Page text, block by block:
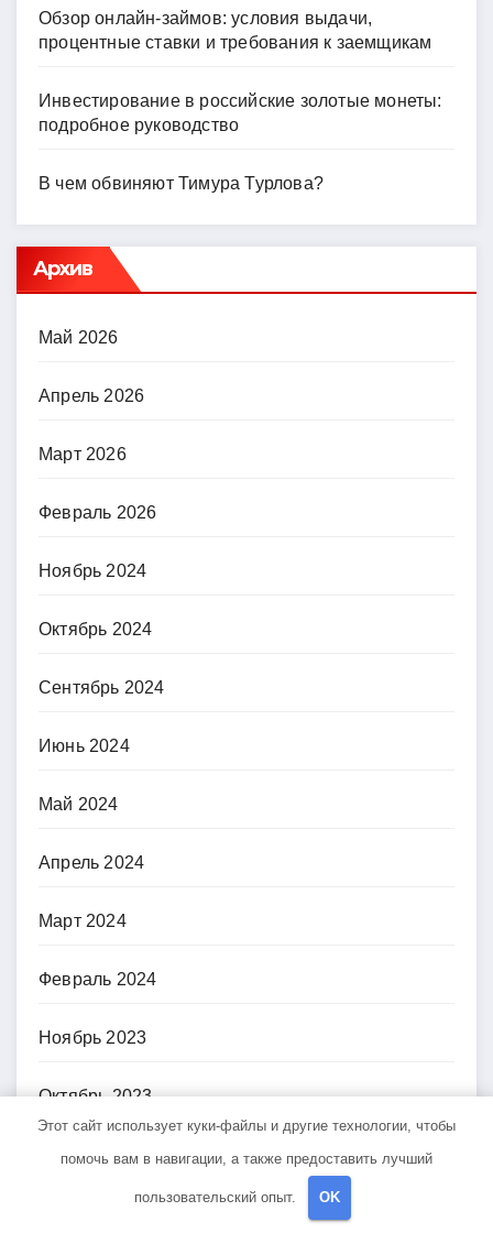
Обзор онлайн-займов: условия выдачи,
процентные ставки и требования к заемщикам
Инвестирование в российские золотые монеты:
подробное руководство
В чем обвиняют Тимура Турлова?
Архив
Май 2026
Апрель 2026
Март 2026
Февраль 2026
Ноябрь 2024
Октябрь 2024
Сентябрь 2024
Июнь 2024
Май 2024
Апрель 2024
Март 2024
Февраль 2024
Ноябрь 2023
Октябрь 2023
Август 2023
Этот сайт использует куки-файлы и другие технологии, чтобы
помочь вам в навигации, а также предоставить лучший
пользовательский опыт. OK